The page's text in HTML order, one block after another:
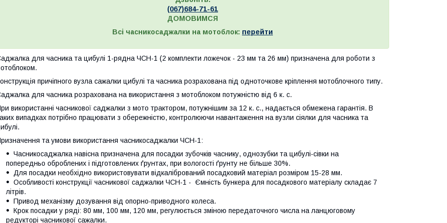
(067)684-71-61
ДОМОВИМСЯ
Всі часникосаджалки на мотоблок: перейти
для часника та цибулі 1-рядна ЧСН-1 (2 комплекти ложечок - 23 мм та 26 мм) призначена для роботи з
причіпного вузла сажалки цибулі та часника розрахована під одноточкове кріплення мотоблочного типу.
для часника розрахована на використання з мотоблоком потужністю від 6 к. с.
використанні часникової саджалки з мото трактором, потужнішим за 12 к. с., надається обмежена гарантія. В
випадках потрібно працювати з обережністю, контролюючи навантаження на вузли сіялки для часника та
та умови використання часникосаджалки ЧСН-1:
Часникосаджалка навісна призначена для посадки зубочків часнику, однозубки та цибулі-сівки на
попередньо оброблених і підготовлених ґрунтах, при вологості ґрунту не більше 30%.
Для посадки необхідно використовувати відкалібрований посадковий матеріал розміром 15-28 мм.
Особливості конструкції часникової саджалки ЧСН-1 - Ємність бункера для посадкового матеріалу складає 7
літрів.
Привод механізму дозування від опорно-приводного колеса.
Крок посадки у ряді: 80 мм, 100 мм, 120 мм, регулюється зміною передаточного числа на ланцюговому
редукторі часникової сажалки.